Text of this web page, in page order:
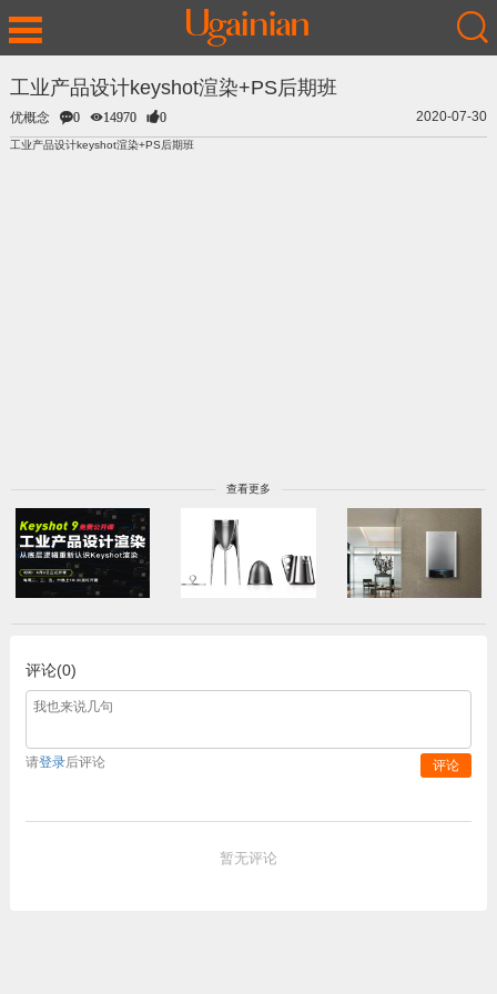
工业产品设计keyshot渲染+PS后期班
优概念 0 14970 0 2020-07-30
工业产品设计keyshot渲染+PS后期班
查看更多
评论(0)
请登录后评论 评论
暂无评论